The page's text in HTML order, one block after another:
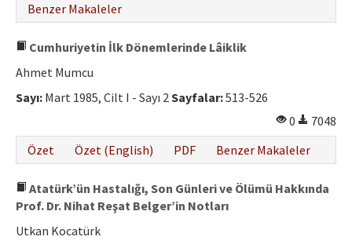
Benzer Makaleler
Cumhuriyetin İlk Dönemlerinde Lâiklik
Ahmet Mumcu
Sayı: Mart 1985, Cilt I - Sayı 2Sayfalar:513-526
0
7048
Özet
Özet (English) PDF Benzer Makaleler
Atatürk’ün Hastalığı, Son Günleri ve Ölümü Hakkında
Prof. Dr. Nihat Reşat Belger’in Notları
Utkan Kocatürk